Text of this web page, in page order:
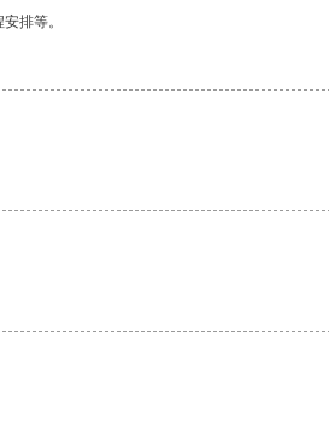
排等。